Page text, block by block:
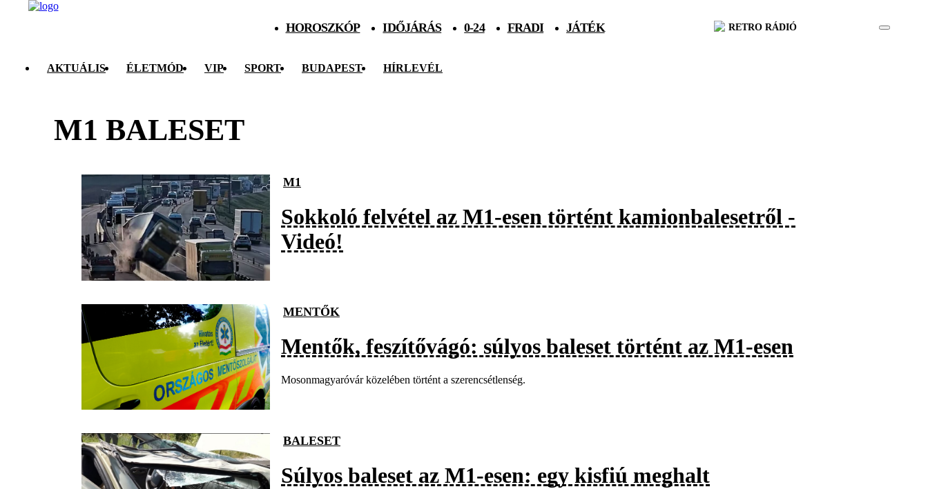
HOROSZKÓP IDŐJÁRÁS 0-24 FRADI JÁTÉK RETRO RÁDIÓ
AKTUÁLIS ÉLETMÓD VIP SPORT BUDAPEST HÍRLEVÉL
M1 BALESET
M1
Sokkoló felvétel az M1-esen történt kamionbalesetről -
Videó!
MENTŐK
Mentők, feszítővágó: súlyos baleset történt az M1-esen
Mosonmagyaróvár közelében történt a szerencsétlenség.
BALESET
Súlyos baleset az M1-esen: egy kisfiú meghalt